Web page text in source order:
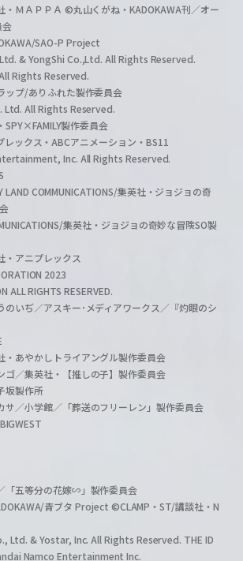
ＭＡＰＰＡ ©丸山くがね・KADOKAWA刊／オー
会
SAO-P Project
& YongShi Co.,Ltd. All Rights Reserved.
Rights Reserved.
ップ/ありふれた製作委員会
Ltd. All Rights Reserved.
製作委員会
ックス・ABCアニメーション・BS11
Inc. All Rights Reserved.
COMMUNICATIONS/集英社・ジョジョの奇
集英社・ジョジョの奇妙な冒険SO製
アニプレックス
2023
ALL RIGHTS RESERVED.
いぢ／アスキー･メディアワークス／『灼眼のシ
あやかしトライアングル製作委員会
／集英社・【推しの子】製作委員会
坂製作所
／小学館／「葬送のフリーレン」製作委員会
「五等分の花嫁∽」製作委員会
青ブタ Project ©CLAMP・ST/講談社・N
Ltd. & Yostar, Inc. All Rights Reserved. THE ID
Namco Entertainment Inc.